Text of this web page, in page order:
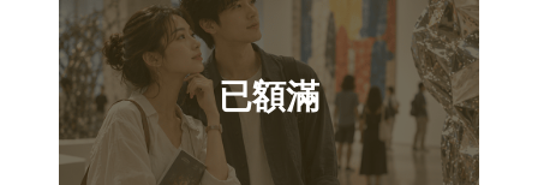
【講座特色】結合理論與實務案例分享。提供家
長可立即運用的溝通技巧。從焦點解決取向出
發，協助家長看見孩子的資源與力量。強調「理
解、陪伴與合作」的親職觀點。
10/31 數位時代孩子的人際導航
10/16 【擴張的雕塑】從雕塑至地景藝術
胡鐘尹 老師
本課程以「擴張的雕塑」為核心，帶領聽眾梳理
二十世紀以來雕塑概念的質變與跨界。課程從現
代雕塑先驅布朗庫西（Constantin Brâncuși）對
讓中醫養生不只是抽象理論，而是能幫助我們理
解身體訊號、安頓情緒壓力，並在日常生活中慢
慢實踐的健康智慧。
10/2 中醫對失智症之防治與保健
曾文俊 醫師
已額滿